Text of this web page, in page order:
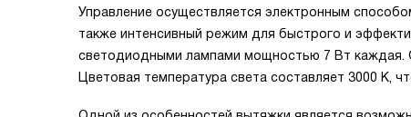
Управление осуществляется электронным
также интенсивный режим для быстрого и
светодиодными лампами мощностью 7 Вт каждая.
Цветовая температура света составляет 3000 K,